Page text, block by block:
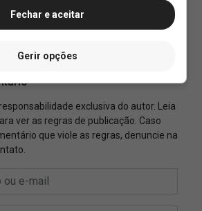
Fechar e aceitar
Gerir opções